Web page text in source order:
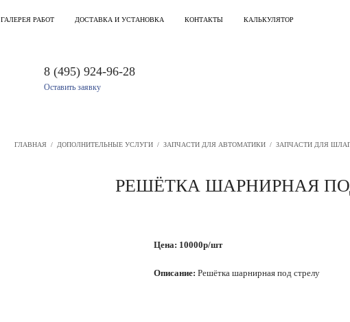
ГАЛЕРЕЯ РАБОТ ДОСТАВКА И УСТАНОВКА КОНТАКТЫ КАЛЬКУЛЯТОР
8 (495) 924-96-28
Оставить заявку
ГЛАВНАЯ / ДОПОЛНИТЕЛЬНЫЕ УСЛУГИ / ЗАПЧАСТИ ДЛЯ АВТОМАТИКИ / ЗАПЧАСТИ ДЛЯ
РЕШЁТКА ШАРНИРНАЯ
Цена: 10000р/шт
Описание: Решётка шарнирная под стрелу